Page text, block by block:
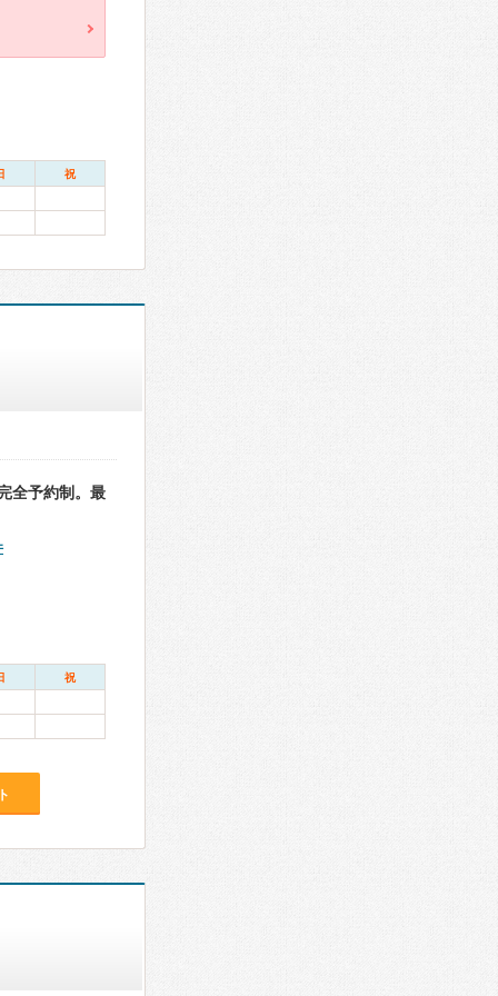
祝
全予約制。最
祝